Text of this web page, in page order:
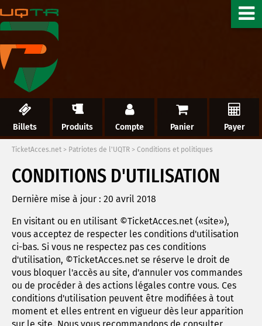
Billets Produits Compte Panier Payer
TicketAcces.net > Patriotes de l'UQTR > Conditions et politiques
CONDITIONS D'UTILISATION
Dernière mise à jour : 20 avril 2018
En visitant ou en utilisant ©TicketAcces.net («site»),
vous acceptez de respecter les conditions d'utilisation
ci-bas. Si vous ne respectez pas ces conditions
d'utilisation, ©TicketAcces.net se réserve le droit de
vous bloquer l'accès au site, d'annuler vos commandes
ou de procéder à des actions légales contre vous. Ces
conditions d'utilisation peuvent être modifiées à tout
moment et elles entrent en vigueur dès leur apparition